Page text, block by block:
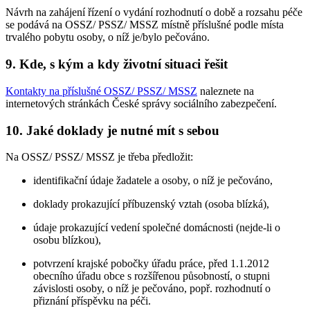
Návrh na zahájení řízení o vydání rozhodnutí o době a rozsahu péče
se podává na OSSZ/ PSSZ/ MSSZ místně příslušné podle místa
trvalého pobytu osoby, o níž je/bylo pečováno.
9. Kde, s kým a kdy životní situaci řešit
Kontakty na příslušné OSSZ/ PSSZ/ MSSZ naleznete na
internetových stránkách České správy sociálního zabezpečení.
10. Jaké doklady je nutné mít s sebou
Na OSSZ/ PSSZ/ MSSZ je třeba předložit:
identifikační údaje žadatele a osoby, o níž je pečováno,
doklady prokazující příbuzenský vztah (osoba blízká),
údaje prokazující vedení společné domácnosti (nejde-li o
osobu blízkou),
potvrzení krajské pobočky úřadu práce, před 1.1.2012
obecního úřadu obce s rozšířenou působností, o stupni
závislosti osoby, o níž je pečováno, popř. rozhodnutí o
přiznání příspěvku na péči.